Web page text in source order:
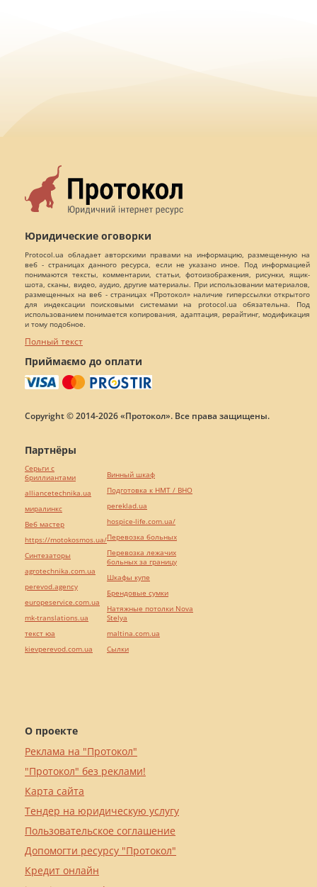
Юридические оговорки
Protocol.ua обладает авторскими правами на информацию, размещенную на
веб - страницах данного ресурса, если не указано иное. Под информацией
понимаются тексты, комментарии, статьи, фотоизображения, рисунки, ящик-
шота, сканы, видео, аудио, другие материалы. При использовании материалов,
размещенных на веб - страницах «Протокол» наличие гиперссылки открытого
для индексации поисковыми системами на protocol.ua обязательна. Под
использованием понимается копирования, адаптация, рерайтинг, модификация
и тому подобное.
Полный текст
Приймаємо до оплати
Copyright © 2014-2026 «Протокол». Все права защищены.
О проекте
Реклама на "Протокол"
"Протокол" без реклами!
Карта сайта
Тендер на юридическую услугу
Пользовательское соглашение
Допомогти ресурсу "Протокол"
Кредит онлайн
Партнёры
Серьги с
бриллиантами
alliancetechnika.ua
миралинкс
Веб мастер
https://motokosmos.ua/
Синтезаторы
agrotechnika.com.ua
perevod.agency
europeservice.com.ua
mk-translations.ua
текст юа
kievperevod.com.ua
Винный шкаф
Подготовка к НМТ / ВНО
pereklad.ua
hospice-life.com.ua/
Перевозка больных
Перевозка лежачих
больных за границу
Шкафы купе
Брендовые сумки
Натяжные потолки Nova
Stelya
maltina.com.ua
Cылки